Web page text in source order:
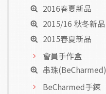
2016春夏新品
2015/16 秋冬新品
2015春夏新品
會員手作盒
串珠(BeCharmed)
BeCharmed手鍊